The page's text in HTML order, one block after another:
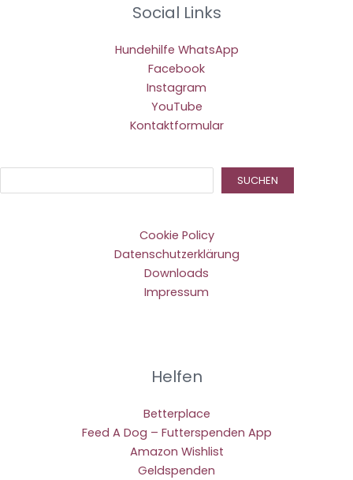
Social Links
Hundehilfe WhatsApp
Facebook
Instagram
YouTube
Kontaktformular
SUCHEN
Cookie Policy
Datenschutzerklärung
Downloads
Impressum
Helfen
Betterplace
Feed A Dog – Futterspenden App
Amazon Wishlist
Geldspenden